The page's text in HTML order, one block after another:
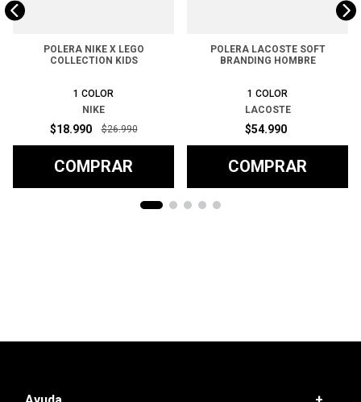
POLERA NIKE X LEGO
COLLECTION KIDS
1 COLOR
NIKE
$18.990 $26.990
COMPRAR
POLERA LACOSTE SOFT
BRANDING HOMBRE
1 COLOR
LACOSTE
$54.990
COMPRAR